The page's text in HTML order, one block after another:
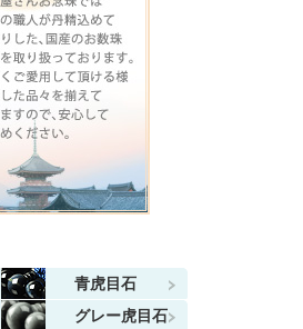
青虎目石
グレー虎目石